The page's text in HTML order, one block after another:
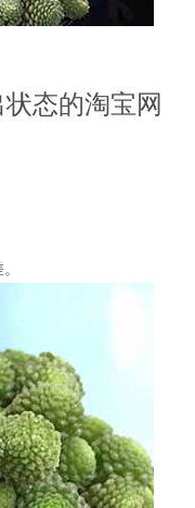
态的淘宝网